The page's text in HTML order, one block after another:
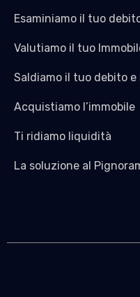
Esaminiamo il tuo
Valutiamo il tuo
Saldiamo il tuo debito e
Acquistiamo l’immobile
Ti ridiamo liquidità
La soluzione al